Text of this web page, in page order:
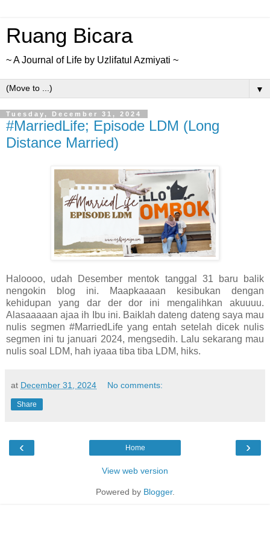
Ruang Bicara
~ A Journal of Life by Uzlifatul Azmiyati ~
▼
Tuesday, December 31, 2024
#MarriedLife; Episode LDM (Long
Distance Married)
Haloooo, udah Desember mentok tanggal 31 baru balik
nengokin blog ini. Maapkaaaan kesibukan dengan
kehidupan yang dar der dor ini mengalihkan akuuuu.
Alasaaaaan ajaa ih Ibu ini. Baiklah dateng dateng saya mau
nulis segmen #MarriedLife yang entah setelah dicek nulis
segmen ini tu januari 2024, mengsedih. Lalu sekarang mau
nulis soal LDM, hah iyaaa tiba tiba LDM, hiks.
at December 31, 2024 No comments:
Share
‹ ›
Home
View web version
Powered by Blogger.